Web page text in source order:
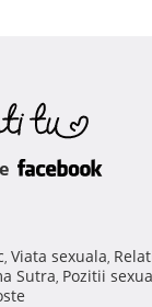
, Viata sexuala,
Sutra, Pozitii